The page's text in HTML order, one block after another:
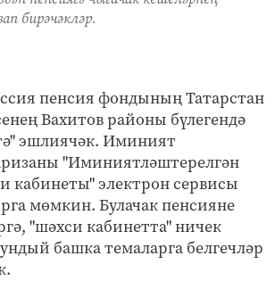
бирәчәкләр.
пенсия фондының Татарстан
Вахитов районы бүлегендә
эшлиячәк. Иминият
"Иминиятләштерелгән
кабинеты" электрон сервисы
мөмкин. Булачак пенсияне
"шәхси кабинетта" ничек
башка темаларга белгечләр